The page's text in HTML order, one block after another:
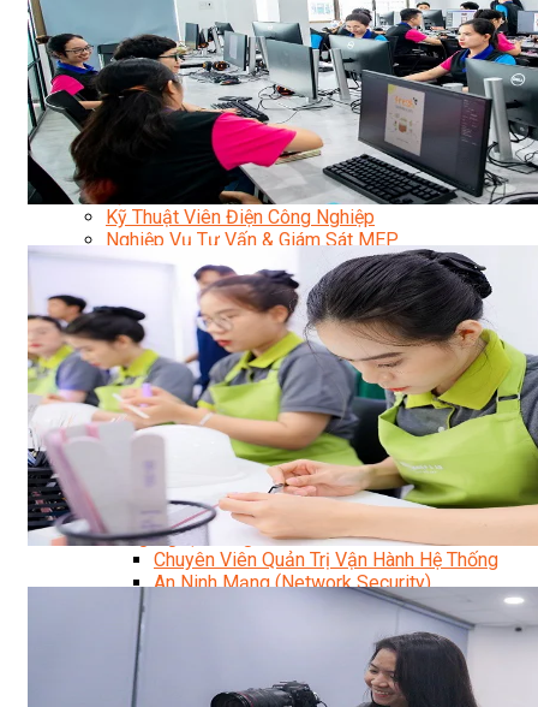
Học K-POP Dance
Học Nhảy Hiện Đại
Chuyên Đề Tiktok Dance
Kỹ Thuật – Công Nghệ
Kỹ Thuật Viên Điện – Nước – Điện Lạnh Dân Dụng
Kỹ Thuật Viên Điện Lạnh Ô Tô
Kỹ Thuật Viên Điện – Điện Tử Ô Tô Cơ Bản
Kỹ Thuật Viên Điện Lạnh Dân Dụng
Kỹ Thuật Viên Điện Dân Dụng
Kỹ Thuật Viên Điện Công Nghiệp
Nghiệp Vụ Tư Vấn & Giám Sát MEP
Sửa Chữa Điện Lạnh Dân Dụng
Chuyên Viên Chẩn Đoán ECU
Kỹ Thuật Viên Đại Tu Hộp Số Tự Động Chuyên Sâu
Kỹ Thuật Quấn Dây Và Sửa Chữa Máy Điện
Thiết Kế Lắp Đặt Hệ Thống Điện Năng Lượng Mặt
Trời
Kỹ Thuật Viên Điện Tử Chuyên Ngành Điện – Điện
Lạnh Dân Dụng
Ngành Khác
Quản Trị & Phát Triển Doanh Nghiệp
Giám Đốc Nhân Sự Chuyên Nghiệp
Quản Lý Cấp Trung Chuyên Nghiệp
Công Nghệ Thông Tin
Chuyên Viên Quản Trị Vận Hành Hệ Thống
An Ninh Mạng (Network Security)
Chuyên Viên Quản Trị Hệ Thống Và An Ninh
Quản Trị Vận Hành Microsoft Azure
Data Analyst (Phân Tích Dữ Liệu)